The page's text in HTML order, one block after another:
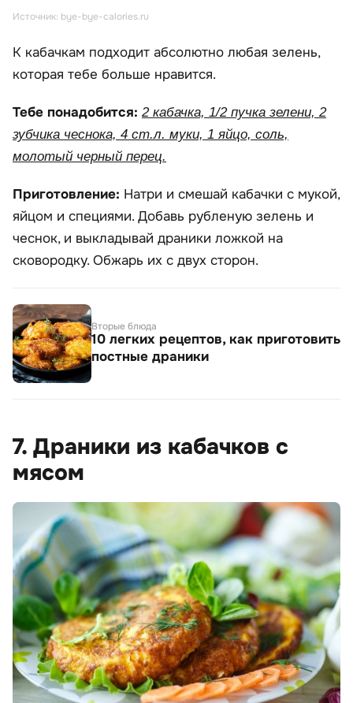
Источник: bye-bye-calories.ru
К кабачкам подходит абсолютно любая зелень,
которая тебе больше нравится.
Тебе понадобится: 2 кабачка, 1/2 пучка зелени, 2
зубчика чеснока, 4 ст.л. муки, 1 яйцо, соль,
молотый черный перец.
Приготовление: Натри и смешай кабачки с мукой,
яйцом и специями. Добавь рубленую зелень и
чеснок, и выкладывай драники ложкой на
сковородку. Обжарь их с двух сторон.
Вторые блюда
10 легких рецептов, как приготовить
постные драники
7. Драники из кабачков с
мясом